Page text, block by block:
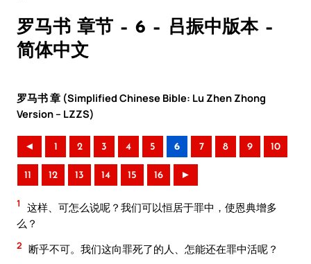
罗马书 章节 – 6 – 吕振中版本 –
简体中文
罗马书 章 (Simplified Chinese Bible: Lu Zhen Zhong
Version – LZZS)
◄ 1 2 3 4 5 6 7 8 9 10
11 12 13 14 15 16 ►
1
这样、可怎么说呢？我们可以恒居于罪中，使恩典增多
么？
2 断乎不可。我们这向罪死了的人、怎能还在罪中活呢？